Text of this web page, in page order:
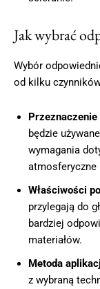
Jak wybrać
Wybór
od kilku
Przeznaczenie
będzie
wymagania
atmosferyczne
Właściwości
przylegają do
bardziej
materiałów.
Metoda
z wybraną